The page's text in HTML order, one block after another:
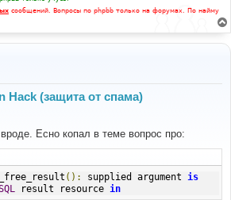
сообщений. Вопросы по phpbb только на форумах. По найму
Hack (защита от спама)
Есно копал в теме вопрос про:
(): supplied argument is
result resource in